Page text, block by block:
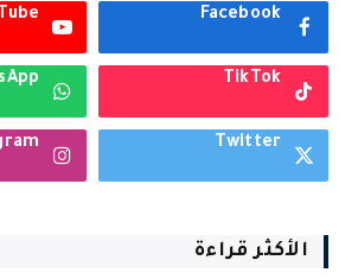
Facebook
TikTok
Twitter
الأكثر قراءة